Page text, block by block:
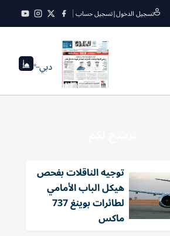
تسجيل الدخول|تسجيل حساب
دبي--°
توجيه الناقلات بفحص
هيكل الباب الأمامي
لطائرات بوينغ 737
ماكس